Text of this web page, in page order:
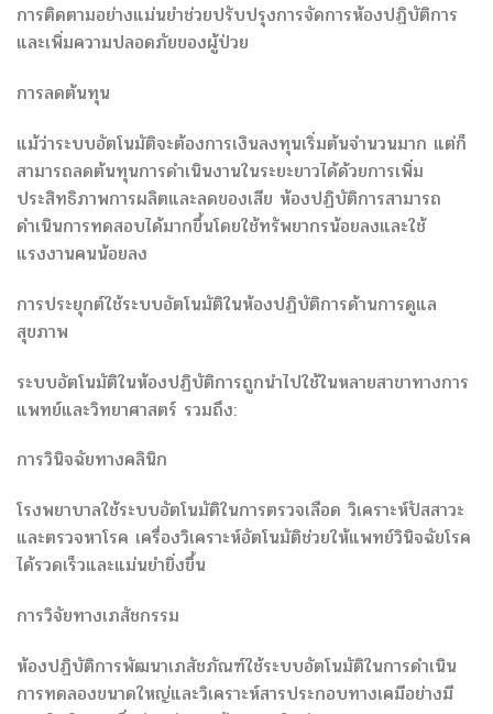
การติดตามอย่างแม่นยำช่วยปรับปรุงการจัดการห้องปฏิบัติการ
และเพิ่มความปลอดภัยของผู้ป่วย
การลดต้นทุน
แม้ว่าระบบอัตโนมัติจะต้องการเงินลงทุนเริ่มต้นจำนวนมาก แต่ก็
สามารถลดต้นทุนการดำเนินงานในระยะยาวได้ด้วยการเพิ่ม
ประสิทธิภาพการผลิตและลดของเสีย ห้องปฏิบัติการสามารถ
ดำเนินการทดสอบได้มากขึ้นโดยใช้ทรัพยากรน้อยลงและใช้
แรงงานคนน้อยลง
การประยุกต์ใช้ระบบอัตโนมัติในห้องปฏิบัติการด้านการดูแล
สุขภาพ
ระบบอัตโนมัติในห้องปฏิบัติการถูกนำไปใช้ในหลายสาขาทางการ
แพทย์และวิทยาศาสตร์ รวมถึง:
การวินิจฉัยทางคลินิก
โรงพยาบาลใช้ระบบอัตโนมัติในการตรวจเลือด วิเคราะห์ปัสสาวะ
และตรวจหาโรค เครื่องวิเคราะห์อัตโนมัติช่วยให้แพทย์วินิจฉัยโรค
ได้รวดเร็วและแม่นยำยิ่งขึ้น
การวิจัยทางเภสัชกรรม
ห้องปฏิบัติการพัฒนาเภสัชภัณฑ์ใช้ระบบอัตโนมัติในการดำเนิน
การทดลองขนาดใหญ่และวิเคราะห์สารประกอบทางเคมีอย่างมี